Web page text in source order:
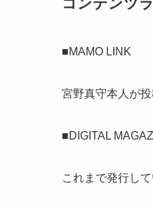
■MAMO LINK
宮野真守本人が
■DIGITAL
これまで発行し